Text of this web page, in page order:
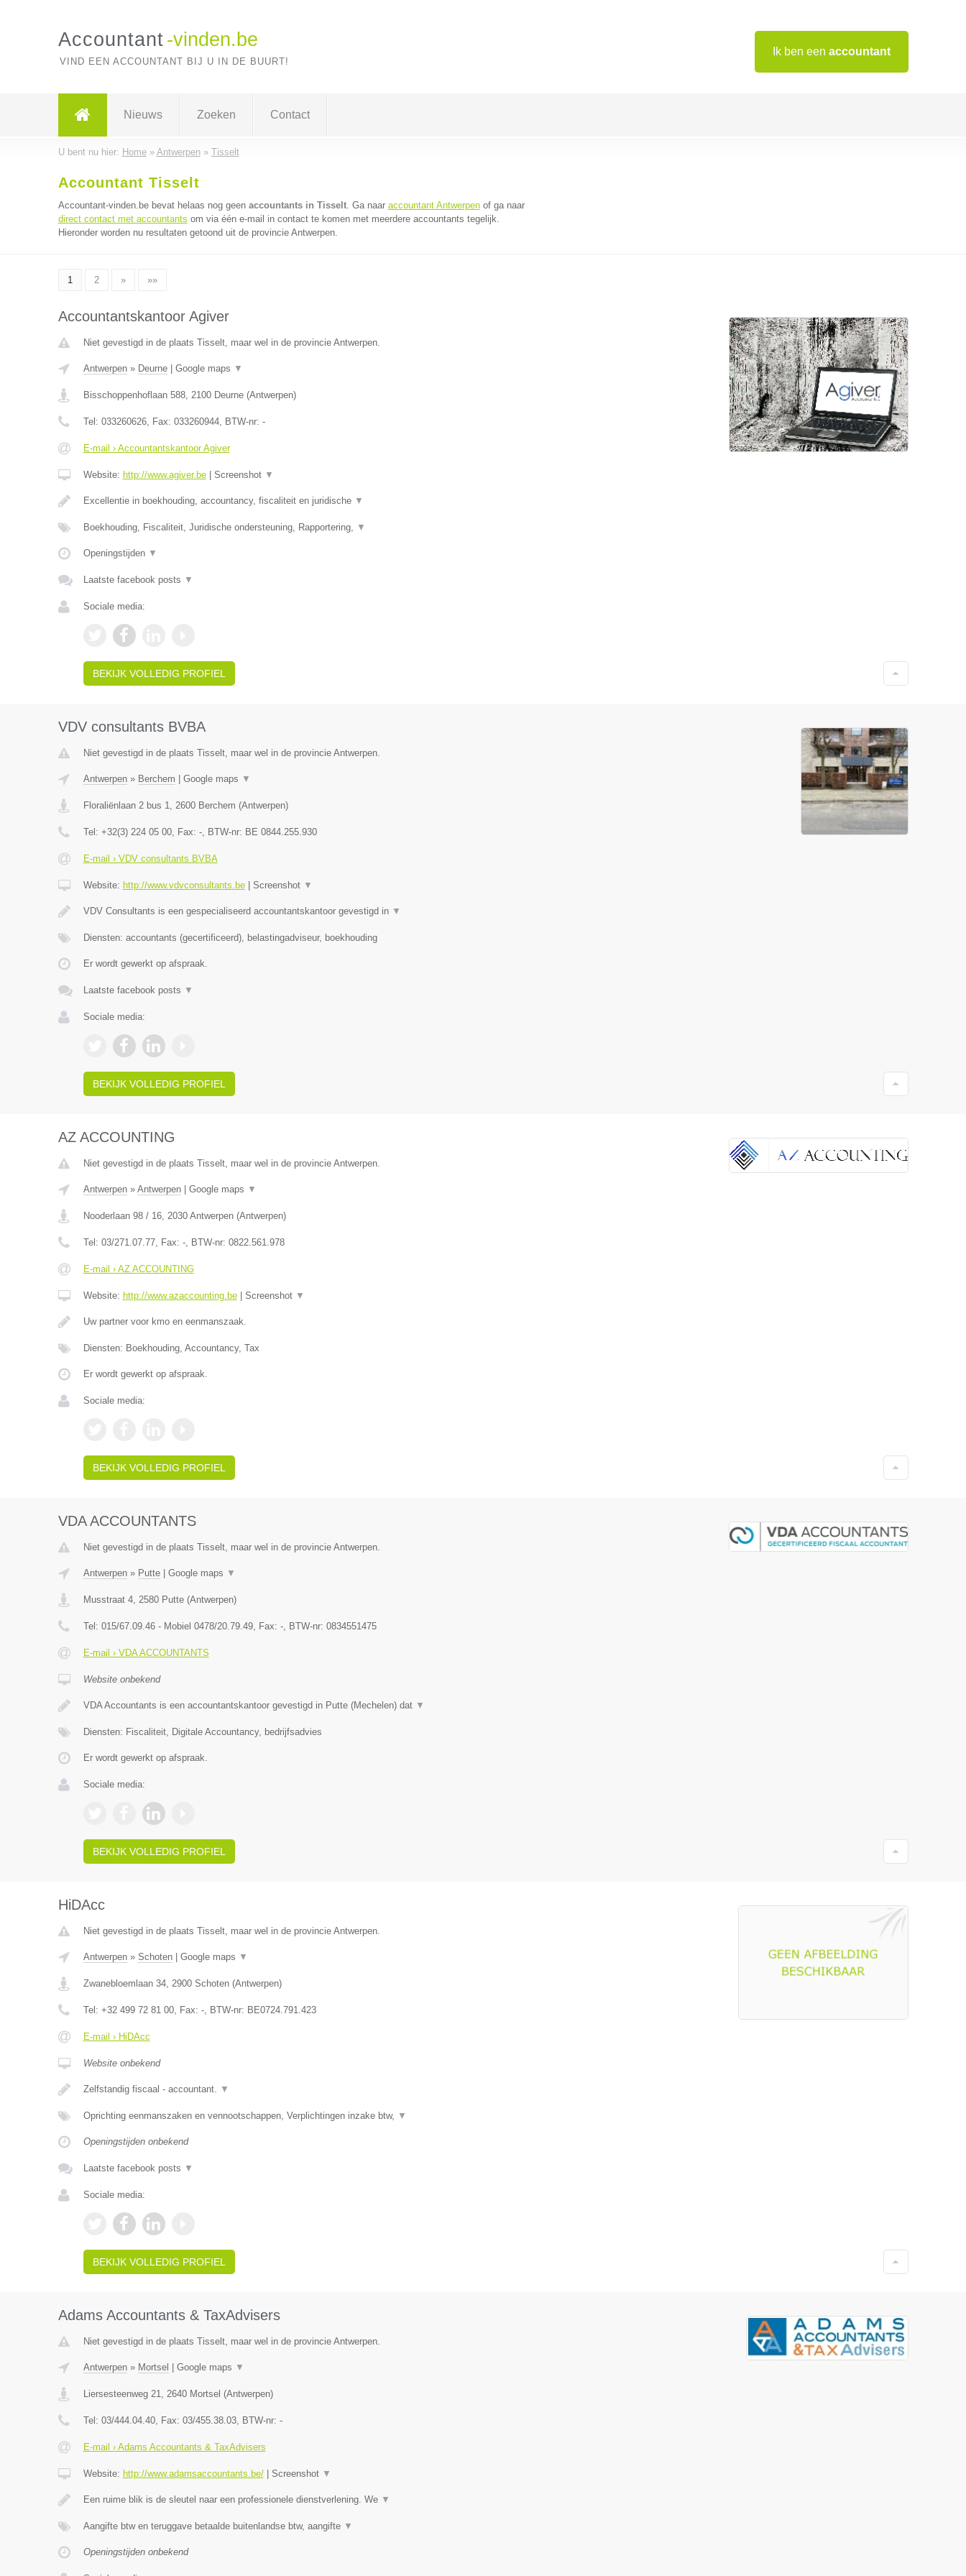
Ik ben een accountant
Accountant -vinden.be
VIND EEN ACCOUNTANT BIJ U IN DE BUURT!
Nieuws Zoeken Contact
U bent nu hier: Home» Antwerpen» Tisselt
Accountant Tisselt
Accountant-vinden.be bevat helaas nog geen accountants in Tisselt. Ga naar accountant Antwerpenof ga naar
direct contact met accountants om via één e-mail in contact te komen met meerdere accountants tegelijk.
Hieronder worden nu resultaten getoond uit de provincie Antwerpen.
1 2 » »»
Accountantskantoor Agiver
Niet gevestigd in de plaats Tisselt, maar wel in de provincie Antwerpen.
Antwerpen» Deurne| Google maps ▼
Bisschoppenhoflaan 588, 2100 Deurne(Antwerpen)
Tel: 033260626, Fax: 033260944, BTW-nr: -
E-mail › Accountantskantoor Agiver
Website: http://www.agiver.be| Screenshot ▼
Excellentie in boekhouding, accountancy, fiscaliteit en juridische ▼
Boekhouding, Fiscaliteit, Juridische ondersteuning, Rapportering, ▼
Openingstijden ▼
Laatste facebook posts ▼
Sociale media:
BEKIJK VOLLEDIG PROFIEL
VDV consultants BVBA
Niet gevestigd in de plaats Tisselt, maar wel in de provincie Antwerpen.
Antwerpen» Berchem Google maps ▼
Floraliënlaan 2 bus 1, 2600 Berchem (Antwerpen)
Tel: +32(3) 224 05 00, Fax: -, BTW-nr: BE 0844.255.930
E-mail › VDV consultants BVBA
Website: http://www.vdvconsultants.be| Screenshot ▼
VDV Consultants is een gespecialiseerd accountantskantoor gevestigd in ▼
Diensten: accountants (gecertificeerd), belastingadviseur, boekhouding
Er wordt gewerkt op afspraak.
Laatste facebook posts ▼
Sociale media:
BEKIJK VOLLEDIG PROFIEL
AZ ACCOUNTING
Niet gevestigd in de plaats Tisselt, maar wel in de provincie Antwerpen.
Antwerpen» Antwerpen| Google maps ▼
Nooderlaan 98 / 16, 2030 Antwerpen(Antwerpen)
Tel: 03/271.07.77, Fax: -, BTW-nr: 0822.561.978
E-mail › AZ ACCOUNTING
Website: http://www.azaccounting.be| Screenshot ▼
Uw partner voor kmo en eenmanszaak.
Diensten: Boekhouding, Accountancy, Tax
Er wordt gewerkt op afspraak.
Sociale media:
BEKIJK VOLLEDIG PROFIEL
VDA ACCOUNTANTS
Niet gevestigd in de plaats Tisselt, maar wel in de provincie Antwerpen.
Antwerpen» Putte| Google maps ▼
Musstraat 4, 2580 Putte(Antwerpen)
Tel: 015/67.09.46 - Mobiel 0478/20.79.49, Fax: -, BTW-nr: 0834551475
E-mail › VDA ACCOUNTANTS
Website onbekend
VDA Accountants is een accountantskantoor gevestigd in Putte (Mechelen) dat ▼
Diensten: Fiscaliteit, Digitale Accountancy, bedrijfsadvies
Er wordt gewerkt op afspraak.
Sociale media:
BEKIJK VOLLEDIG PROFIEL
HiDAcc
Niet gevestigd in de plaats Tisselt, maar wel in de provincie Antwerpen.
Antwerpen» Schoten| Google maps ▼
Zwanebloemlaan 34, 2900 Schoten(Antwerpen)
Tel: +32 499 72 81 00, Fax: -, BTW-nr: BE0724.791.423
E-mail › HiDAcc
Website onbekend
Zelfstandig fiscaal - accountant. ▼
Oprichting eenmanszaken en vennootschappen, Verplichtingen inzake btw, ▼
Openingstijden onbekend
Laatste facebook posts ▼
Sociale media:
BEKIJK VOLLEDIG PROFIEL
Adams Accountants & TaxAdvisers
Niet gevestigd in de plaats Tisselt, maar wel in de provincie Antwerpen.
Antwerpen» Mortsel Google maps ▼
Liersesteenweg 21, 2640 Mortsel (Antwerpen)
Tel: 03/444.04.40, Fax: 03/455.38.03, BTW-nr: -
E-mail › Adams Accountants & TaxAdvisers
Website: http://www.adamsaccountants.be/| Screenshot ▼
Een ruime blik is de sleutel naar een professionele dienstverlening. We ▼
Aangifte btw en teruggave betaalde buitenlandse btw, aangifte ▼
Openingstijden onbekend